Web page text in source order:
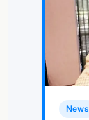
News